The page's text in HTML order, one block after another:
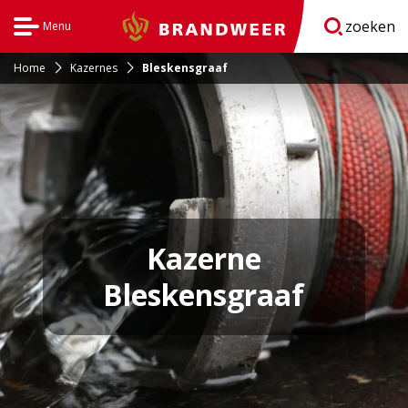
Menu Brandweer zoeken
Home Kazernes Bleskensgraaf
Kazerne
Bleskensgraaf